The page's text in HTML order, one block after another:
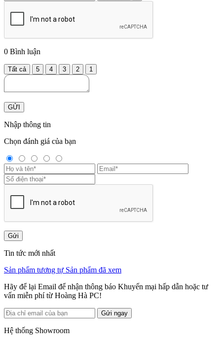
0 Bình luận
Tất cả 5 4 3 2 1
GỬI
Nhập thông tin
Chọn đánh giá của bạn
Gửi
Tin tức mới nhất
Sản phẩm tương tự Sản phẩm đã xem
Hãy để lại Email để nhận thông báo Khuyến mại hấp dẫn hoặc tư
vấn miễn phí từ Hoàng Hà PC!
Gửi ngay
Hệ thống Showroom